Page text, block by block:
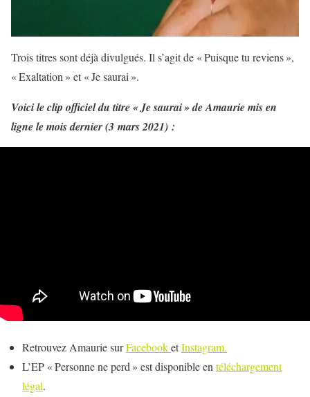
Trois titres sont déjà divulgués. Il s’agit de « Puisque tu reviens »,
« Exaltation » et « Je saurai ».
Voici le clip officiel du titre « Je saurai » de Amaurie mis en
ligne le mois dernier (3 mars 2021) :
Retrouvez Amaurie surFacebooketInstagram.
L’EP « Personne ne perd » est disponible en téléchargement
légal.